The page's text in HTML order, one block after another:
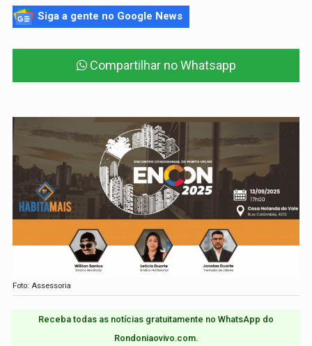
Siga a gente no Google News
Compartilhar no Whatsapp
Foto: Assessoria
Receba todas as notícias gratuitamente no WhatsApp do
Rondoniaovivo.com.​